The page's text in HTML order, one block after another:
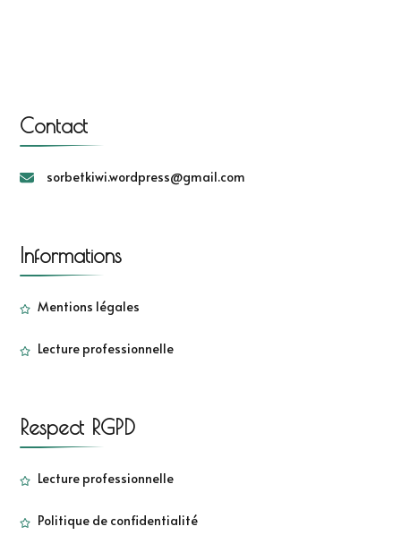
Contact
sorbetkiwi.wordpress@gmail.com
Informations
Mentions légales
Lecture professionnelle
Respect RGPD
Lecture professionnelle
Politique de confidentialité